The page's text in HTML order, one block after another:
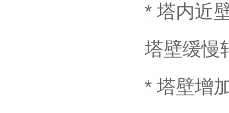
* 塔内近
塔壁缓慢
* 塔壁增